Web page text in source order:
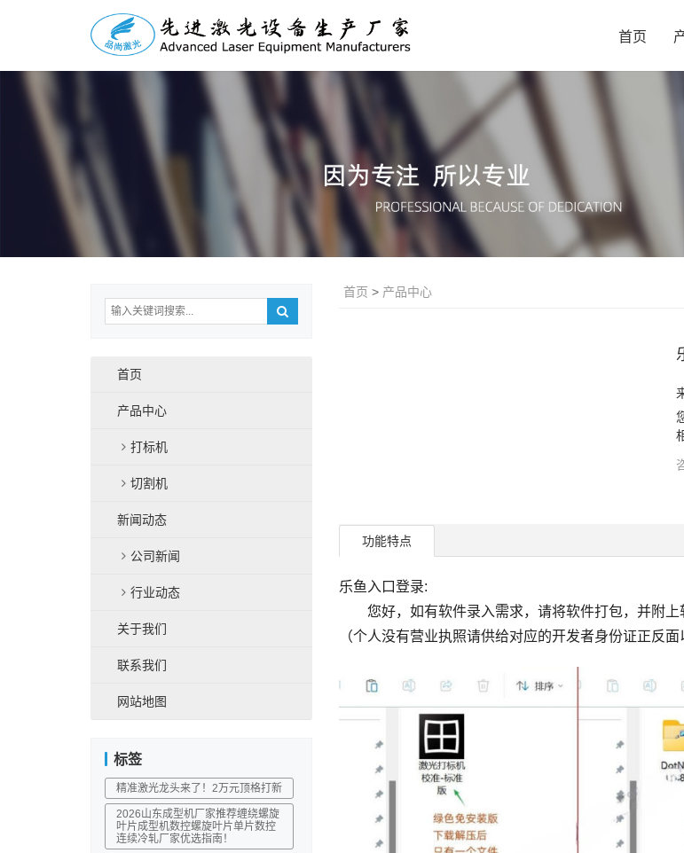
首页
首页 > 产品中心
功能特点
乐鱼入口登录:
您好，如有软件录入需求，请将软件打包，并附上
（个人没有营业执照请供给对应的开发者身份证正反
首页
产品中心
打标机
切割机
新闻动态
公司新闻
行业动态
关于我们
联系我们
网站地图
标签
精准激光龙头来了！2万元顶格打新
2026山东成型机厂家推荐缠绕螺旋
叶片成型机数控螺旋叶片单片数控
连续冷轧厂家优选指南！